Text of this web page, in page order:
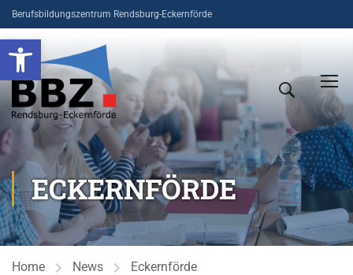
Open toolbar
Berufsbildungszentrum Rendsburg-Eckernförde
ECKERNFÖRDE
Home News Eckernförde